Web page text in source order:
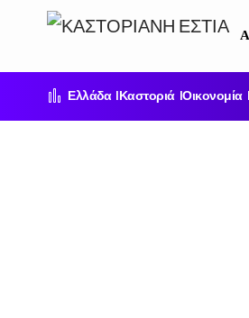
Ελλάδα Καστοριά Οικονομία